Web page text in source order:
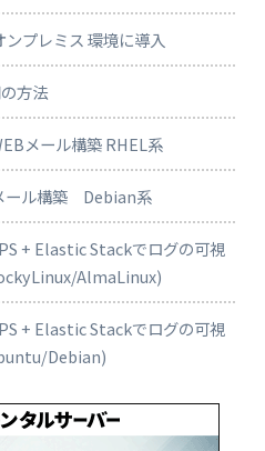
プレミス 環境に導入
方法
メール構築 RHEL系
ール構築 Debian系
+ Elastic Stackでログの可視
AlmaLinux)
+ Elastic Stackでログの可視
Debian)